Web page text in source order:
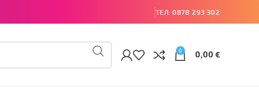
ТЕЛ: 0878 293 302
0 0,00 €